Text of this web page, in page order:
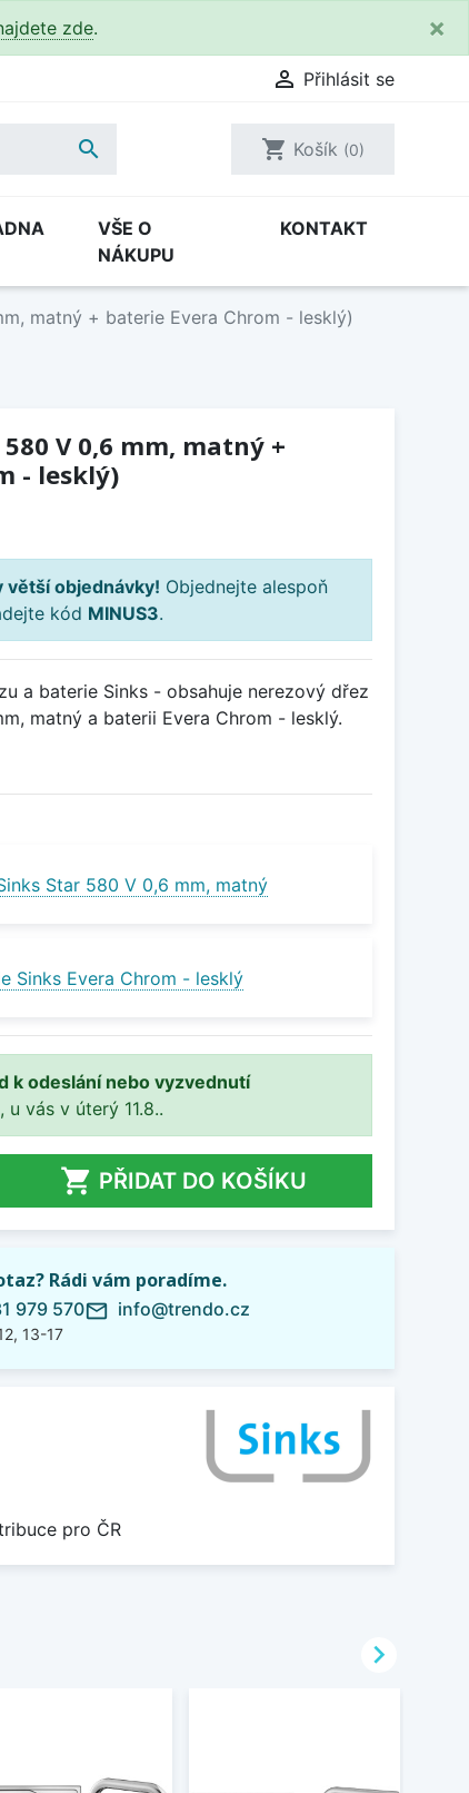
zde. ×
 Přihlásit se
 shopping_cart Košík (0)
VŠE O
NÁKUPU
KONTAKT
matný + baterie Evera Chrom - lesklý)
V 0,6 mm, matný +
- lesklý)
větší objednávky! Objednejte alespoň
kód MINUS3.
a baterie Sinks - obsahuje nerezový dřez
matný a baterii Evera Chrom - lesklý.
Star 580 V 0,6 mm, matný
Sinks Evera Chrom - lesklý
k odeslání nebo vyzvednutí
u vás v úterý 11.8..
 PŘIDAT DO KOŠÍKU
Rádi vám poradíme.
979 570
13-17
mail_outline info@trendo.cz
pro ČR
